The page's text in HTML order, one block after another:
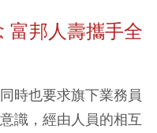
富邦人壽攜手全
時也要求旗下業務員
識，經由人員的相互